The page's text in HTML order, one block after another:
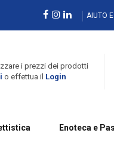
AIUTO
i prezzi dei prodotti
o effettua il Login
Enoteca e